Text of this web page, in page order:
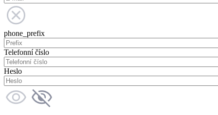
phone_prefix
Telefonní číslo
Heslo